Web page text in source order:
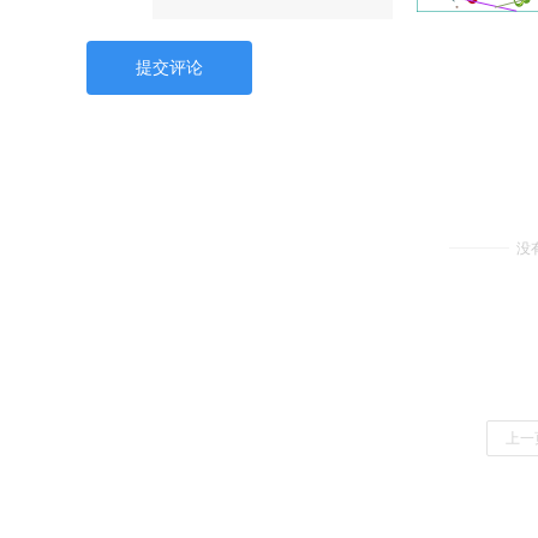
提交评论
没
上